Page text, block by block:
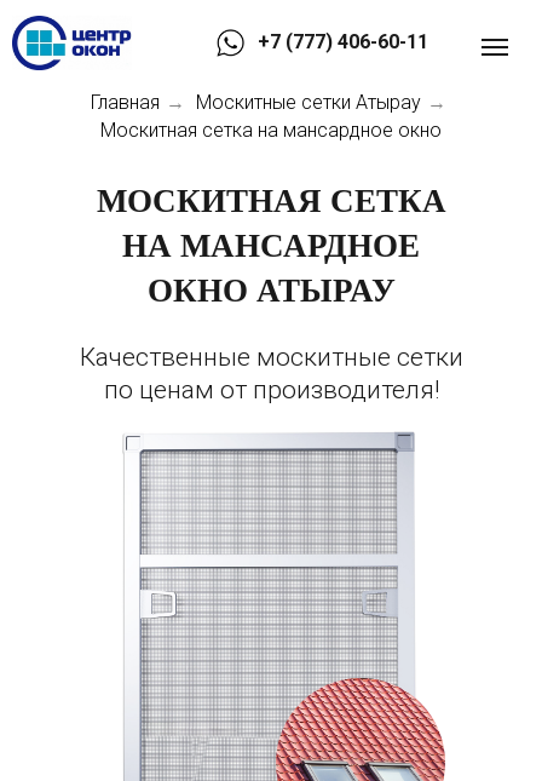
+7 (777) 406-60-11
Главная → Москитные сетки Атырау →
Москитная сетка на мансардное окно
Качественные москитные сетки
по ценам от производителя!
МОСКИТНАЯ СЕТКА
НА МАНСАРДНОЕ
ОКНО АТЫРАУ